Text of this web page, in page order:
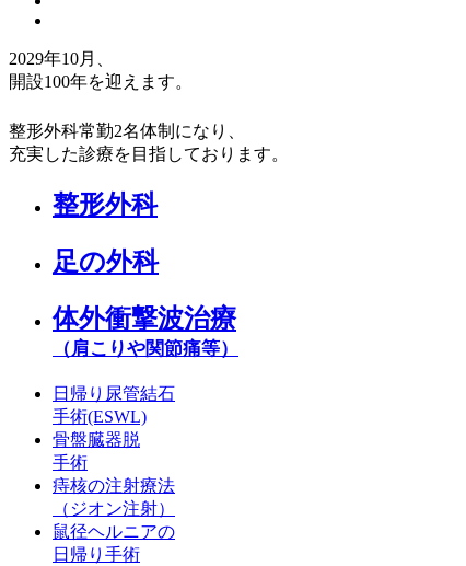
2029年10月、
開設100年を迎えます。
整形外科常勤2名体制になり、
充実した診療を目指しております。
整形外科
足の外科
体外衝撃波治療
（肩こりや関節痛等）
日帰り尿管結石
手術(ESWL)
骨盤臓器脱
手術
痔核の注射療法
（ジオン注射）
鼠径ヘルニアの
日帰り手術